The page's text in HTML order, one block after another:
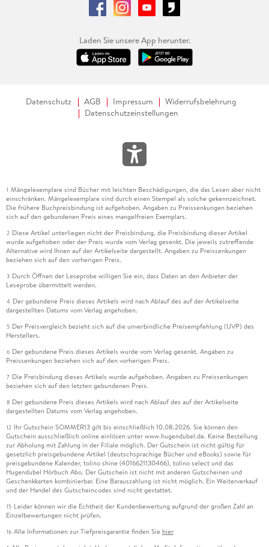
Laden Sie unsere App herunter.
Datenschutz AGB Impressum
Widerrufsbelehrung
Datenschutzeinstellungen
1 Mängelexemplare sind Bücher mit leichten Beschädigungen, die das Lesen aber nicht
einschränken. Mängelexemplare sind durch einen Stempel als solche gekennzeichnet.
Die frühere Buchpreisbindung ist aufgehoben. Angaben zu Preissenkungen beziehen
sich auf den gebundenen Preis eines mangelfreien Exemplars.
2 Diese Artikel unterliegen nicht der Preisbindung, die Preisbindung dieser Artikel
wurde aufgehoben oder der Preis wurde vom Verlag gesenkt. Die jeweils zutreffende
Alternative wird Ihnen auf der Artikelseite dargestellt. Angaben zu Preissenkungen
beziehen sich auf den vorherigen Preis.
3 Durch Öffnen der Leseprobe willigen Sie ein, dass Daten an den Anbieter der
Leseprobe übermittelt werden.
4 Der gebundene Preis dieses Artikels wird nach Ablauf des auf der Artikelseite
dargestellten Datums vom Verlag angehoben.
5 Der Preisvergleich bezieht sich auf die unverbindliche Preisempfehlung (UVP) des
Herstellers.
6 Der gebundene Preis dieses Artikels wurde vom Verlag gesenkt. Angaben zu
Preissenkungen beziehen sich auf den vorherigen Preis.
7 Die Preisbindung dieses Artikels wurde aufgehoben. Angaben zu Preissenkungen
beziehen sich auf den letzten gebundenen Preis.
8 Der gebundene Preis dieses Artikels wird nach Ablauf des auf der Artikelseite
dargestellten Datums vom Verlag angehoben.
12 Ihr Gutschein SOMMER13 gilt bis einschließlich 10.08.2026. Sie können den
Gutschein ausschließlich online einlösen unter www.hugendubel.de. Keine Bestellung
zur Abholung mit Zahlung in der Filiale möglich. Der Gutschein ist nicht gültig für
gesetzlich preisgebundene Artikel (deutschsprachige Bücher und eBooks) sowie für
preisgebundene Kalender, tolino shine (4016621130466), tolino select und das
Hugendubel Hörbuch Abo. Der Gutschein ist nicht mit anderen Gutscheinen und
Geschenkkarten kombinierbar. Eine Barauszahlung ist nicht möglich. Ein Weiterverkauf
und der Handel des Gutscheincodes sind nicht gestattet.
15 Leider können wir die Echtheit der Kundenbewertung aufgrund der großen Zahl an
Einzelbewertungen nicht prüfen.
16 Alle Informationen zur Tiefpreisgarantie finden Sie hier